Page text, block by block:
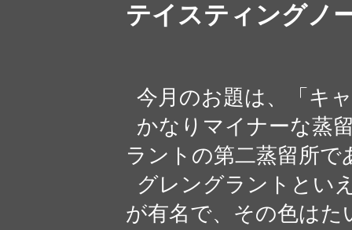
テイスティングノ
今月のお題は、「キ
かなりマイナーな蒸
ラントの第二蒸留所で
グレングラントとい
が有名で、その色はた